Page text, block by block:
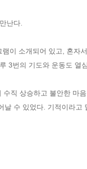
난다.
이 소개되어 있고, 혼자
3번의 기도와 운동도
수직 상승하고 불안한 마
날 수 있었다. 기적이라